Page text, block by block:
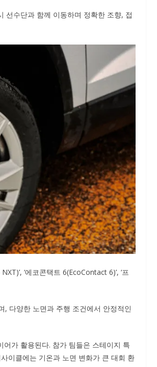
선수단과 함께 이동하며 정확한 조향, 접
‘에코콘택트 6(EcoContact 6)’, ‘프
다양한 노면과 주행 조건에서 안정적인
가 활용된다. 참가 팀들은 스테이지 특
이클에는 기온과 노면 변화가 큰 대회 환